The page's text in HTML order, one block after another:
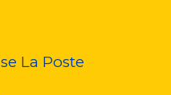
La Poste